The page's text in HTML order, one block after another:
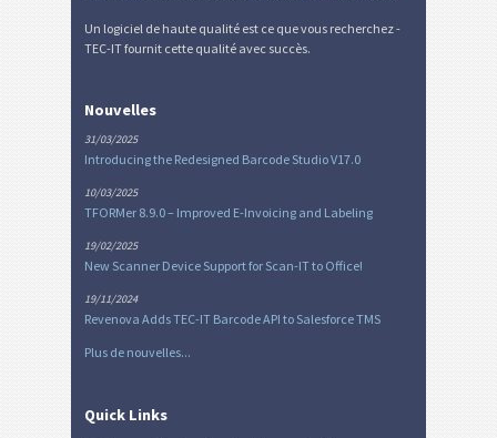
Un logiciel de haute qualité est ce que vous recherchez -
TEC-IT fournit cette qualité avec succès.
Nouvelles
31/03/2025
Introducing the Redesigned Barcode Studio V17.0
10/03/2025
TFORMer 8.9.0 – Improved E-Invoicing and Labeling
19/02/2025
New Scanner Device Support for Scan-IT to Office!
19/11/2024
Revenova Adds TEC-IT Barcode API to Salesforce TMS
Plus de nouvelles...
Quick Links